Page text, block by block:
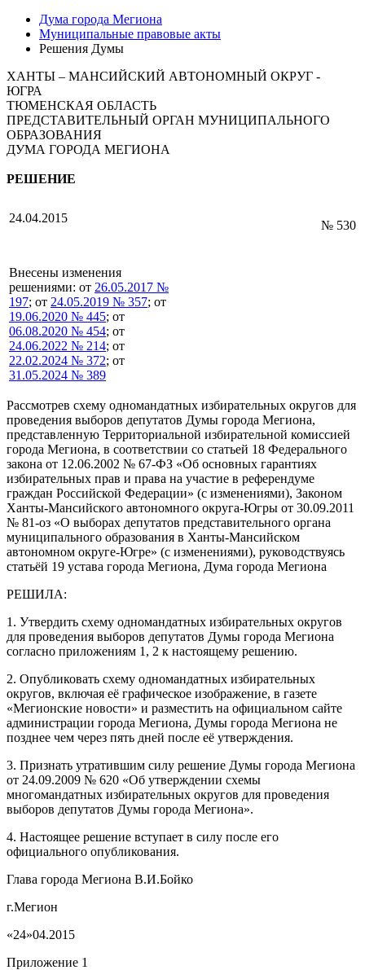
Дума города Мегиона
Муниципальные правовые акты
Решения Думы
ХАНТЫ – МАНСИЙСКИЙ АВТОНОМНЫЙ ОКРУГ -
ЮГРА
ТЮМЕНСКАЯ ОБЛАСТЬ
ПРЕДСТАВИТЕЛЬНЫЙ ОРГАН МУНИЦИПАЛЬНОГО
ОБРАЗОВАНИЯ
ДУМА ГОРОДА МЕГИОНА
РЕШЕНИЕ
24.04.2015
№ 530
Внесены изменения
решениями: от 26.05.2017 №
197; от 24.05.2019 № 357; от
19.06.2020 № 445; от
06.08.2020 № 454; от
24.06.2022 № 214; от
22.02.2024 № 372; от
31.05.2024 № 389
Рассмотрев схему одномандатных избирательных округов для
проведения выборов депутатов Думы города Мегиона,
представленную Территориальной избирательной комиссией
города Мегиона, в соответствии со статьей 18 Федерального
закона от 12.06.2002 № 67-ФЗ «Об основных гарантиях
избирательных прав и права на участие в референдуме
граждан Российской Федерации» (с изменениями), Законом
Ханты-Мансийского автономного округа-Югры от 30.09.2011
№ 81-оз «О выборах депутатов представительного органа
муниципального образования в Ханты-Мансийском
автономном округе-Югре» (с изменениями), руководствуясь
статьёй 19 устава города Мегиона, Дума города Мегиона
РЕШИЛА:
1. Утвердить схему одномандатных избирательных округов
для проведения выборов депутатов Думы города Мегиона
согласно приложениям 1, 2 к настоящему решению.
2. Опубликовать схему одномандатных избирательных
округов, включая её графическое изображение, в газете
«Мегионские новости» и разместить на официальном сайте
администрации города Мегиона, Думы города Мегиона не
позднее чем через пять дней после её утверждения.
3. Признать утратившим силу решение Думы города Мегиона
от 24.09.2009 № 620 «Об утверждении схемы
многомандатных избирательных округов для проведения
выборов депутатов Думы города Мегиона».
4. Настоящее решение вступает в силу после его
официального опубликования.
Глава города Мегиона В.И.Бойко
г.Мегион
«24»04.2015
Приложение 1